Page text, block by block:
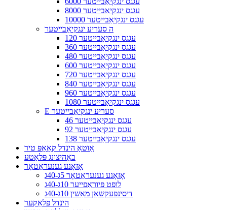
8000 עגגס ינגקיאַבייטער
10000 עגגס ינגקיאַבייטער
ה סעריע ינגקיאַבייטער
120 עגגס ינגקיאַבייטער
360 עגגס ינגקיאַבייטער
480 עגגס ינגקיאַבייטער
600 עגגס ינגקיאַבייטער
720 עגגס ינגקיאַבייטער
840 עגגס ינגקיאַבייטער
960 עגגס ינגקיאַבייטער
1080 עגגס ינגקיאַבייטער
E סעריע ינגקיאַבייטער
46 עגגס ינגקיאַבייטער
92 עגגס ינגקיאַבייטער
138 עגגס ינגקיאַבייטער
אַוטאָ הינדל קאָאָפּ טיר
באַהיצונג פּלאַטע
אָזאָנע גענעראַטאָר
אָזאָנע גענעראַטאָר 5ג-40ג
לופט פּיוראַפייער 10ג-40ג
דיסינפעקשאַן מאַשין 10ג-40ג
הינדל פּלאַקער